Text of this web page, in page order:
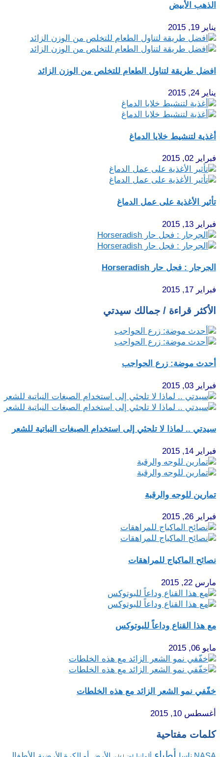
الذهب الأبيض
يناير 19, 2015
افضل طريقة لتناول الطعام للتخلص من الوزن الزائد
يناير 24, 2015
أغذية لتنشيط خلايا الدماغ
فبراير 02, 2015
تأثير الأغذية على عمل الدماغ
فبراير 13, 2015
الجرجار : فجل حار Horseradish
فبراير 17, 2015
الأكثر قراءة / جمالك سيدتي
أحدث موضة: زرع الحواجب
فبراير 03, 2015
سيدتي .. لماذا لا تلجئي إلى استخدام الصبغات النباتية للشعر
فبراير 14, 2015
تمارين للوجه والرقبة
فبراير 26, 2015
نصائح الماكياج للمراهقات
مارس 22, 2015
مع هذا القناع وداعاً للبوتوكس
مايو 06, 2015
خفّفي نمو الشعر الزائد مع هذه الخلطات
أغسطس 10, 2015
كلمات مفتاحية
أطباء